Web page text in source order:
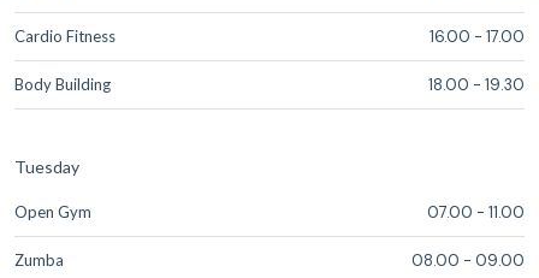
Cardio Fitness 16.00 - 17.00
Body Building 18.00 - 19.30
Tuesday
Open Gym 07.00 - 11.00
Zumba 08.00 - 09.00